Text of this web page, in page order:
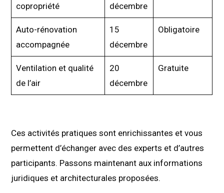
copropriété
décembre
Auto-rénovation
accompagnée
15
décembre
Obligatoire
Ventilation et qualité
de l’air
20
décembre
Gratuite
Ces activités pratiques sont enrichissantes et vous
permettent d’échanger avec des experts et d’autres
participants. Passons maintenant aux informations
juridiques et architecturales proposées.